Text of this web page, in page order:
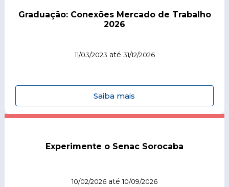
Graduação: Conexões Mercado de Trabalho
2026
11/03/2023 até 31/12/2026
Saiba mais
Experimente o Senac Sorocaba
10/02/2026 até10/09/2026